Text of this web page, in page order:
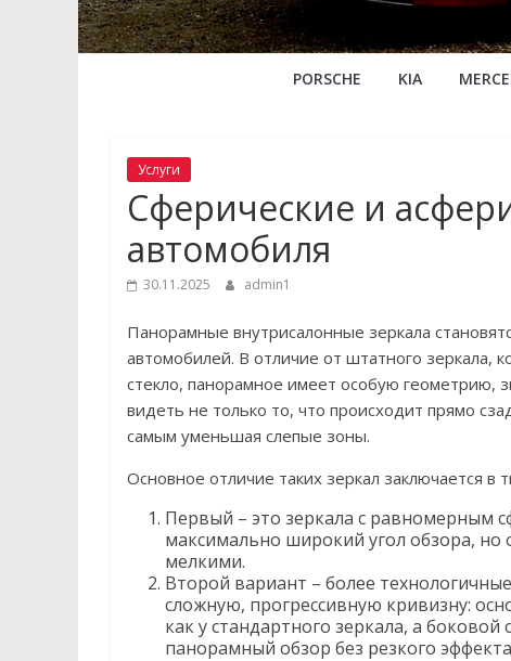
PORSCHE KIA
Услуги
Сферические и
автомобиля
30.11.2025 admin1
Панорамные внутрисалонные зеркала
автомобилей. В отличие от штатного зеркала,
стекло, панорамное имеет особую геометрию,
видеть не только то, что происходит прямо
самым уменьшая слепые зоны.
Основное отличие таких зеркал заключается в
Первый – это зеркала с равномерным
максимально широкий угол обзора,
мелкими.
Второй вариант – более
сложную, прогрессивную кривизну:
как у стандартного зеркала, а
панорамный обзор без резкого